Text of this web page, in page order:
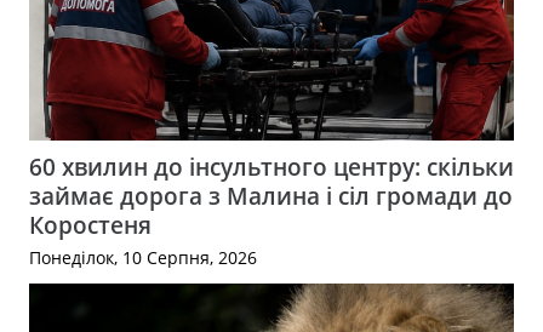
60 хвилин до інсультного центру: скільки
займає дорога з Малина і сіл громади до
Коростеня
Понеділок, 10 Серпня, 2026